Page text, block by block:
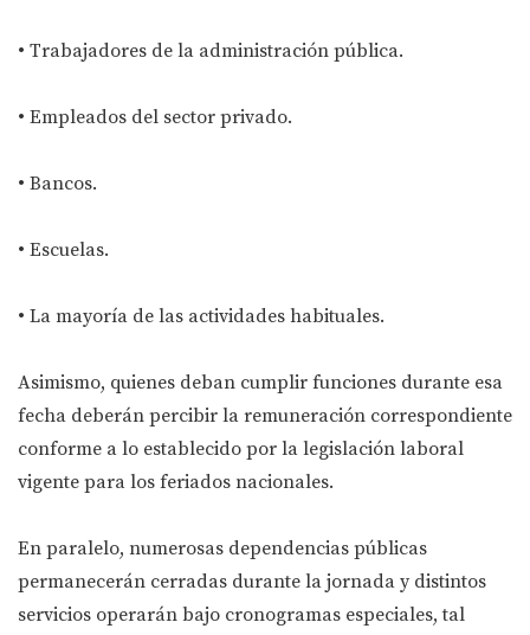
• Trabajadores de la administración pública.
• Empleados del sector privado.
• Bancos.
• Escuelas.
• La mayoría de las actividades habituales.
Asimismo, quienes deban cumplir funciones durante esa
fecha deberán percibir la remuneración correspondiente
conforme a lo establecido por la legislación laboral
vigente para los feriados nacionales.
En paralelo, numerosas dependencias públicas
permanecerán cerradas durante la jornada y distintos
servicios operarán bajo cronogramas especiales, tal